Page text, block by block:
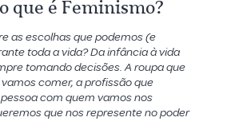
que é Feminismo?
as escolhas que podemos (e
toda a vida? Da infância à vida
tomando decisões. A roupa que
comer, a profissão que
com quem vamos nos
que nos represente no poder